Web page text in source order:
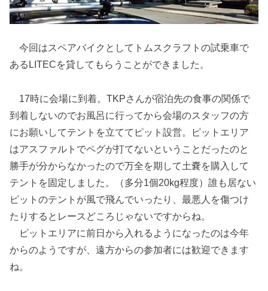
今回はスペアバイクとしてトムスクラフトの試乗車で
あるLITECを貸してもらうことができました。
17時に会場に到着。TKPさんが宿泊先の食事の関係で
到着しないのでお風呂に行ってから会場のスタッフの方
にお願いしてテントを立ててピット設営。ピットエリア
はアスファルトでペグが打てないということだったのと
勝手が分からなかったので万全を期して土嚢を購入して
テントを固定しました。（多分1個20kg程度）誰も居ない
ピットのテントが風で飛んでいったり、最悪人を傷つけ
たりするとレースどころじゃないですからね。
ピットエリアに前日から入れるようになったのは今年
からのようですが、遠方からの参加者には歓迎できます
ね。